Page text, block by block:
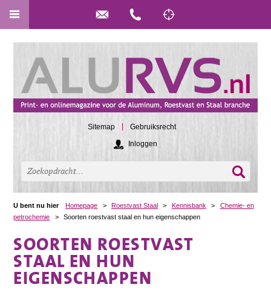
Sitemap
Gebruiksrecht
Inloggen
U bent nu hier Homepage > Roestvast Staal > Kennisbank >
Chemie- en
petrochemie
> Soorten roestvast staal en hun eigenschappen
SOORTEN ROESTVAST
STAAL EN HUN
EIGENSCHAPPEN